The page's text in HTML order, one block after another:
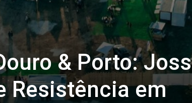
& Porto: Joss
Resistência em